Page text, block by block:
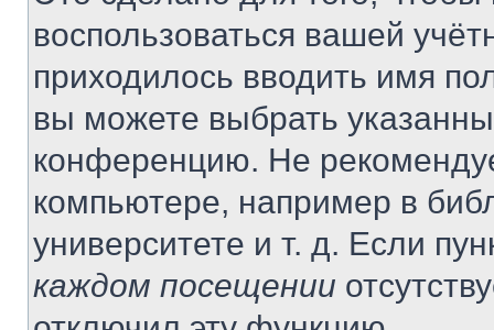
воспользоваться вашей
приходилось вводить имя
вы можете выбрать
конференцию. Не
компьютере, например в
университете и т. д. Если
каждом посещении